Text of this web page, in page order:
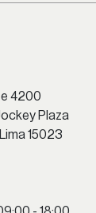
4200
Plaza
15023